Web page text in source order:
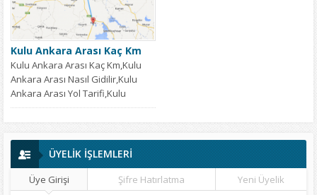
Kulu Ankara Arası Kaç Km
Kulu Ankara Arası Kaç Km,Kulu
Ankara Arası Nasıl Gidilir,Kulu
Ankara Arası Yol Tarifi,Kulu
Ankara Arası...
ÜYELİK İŞLEMLERİ
Üye Girişi Şifre Hatırlatma Yeni Üyelik